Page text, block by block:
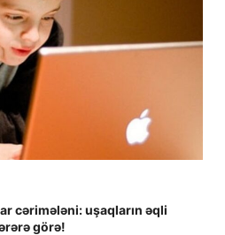
cərimələni: uşaqların əqli
görə!